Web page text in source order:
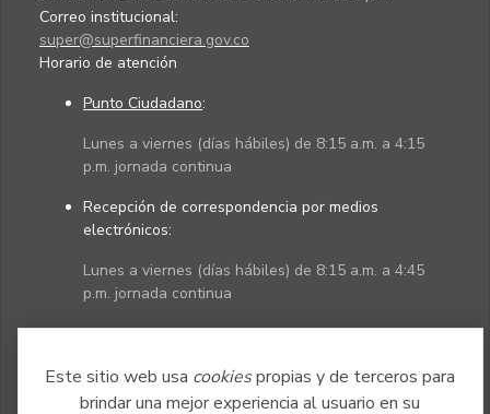
Este sitio web usa cookiespropias y de terceros para
brindar una mejor experiencia al usuario en su
Correo institucional:
super@superfinanciera.gov.co
Horario de atención
Punto Ciudadano:
Lunes a viernes (días hábiles) de 8:15 a.m. a 4:15
p.m. jornada continua
Recepción de correspondencia por medios
electrónicos:
Lunes a viernes (días hábiles) de 8:15 a.m. a 4:45
p.m. jornada continua